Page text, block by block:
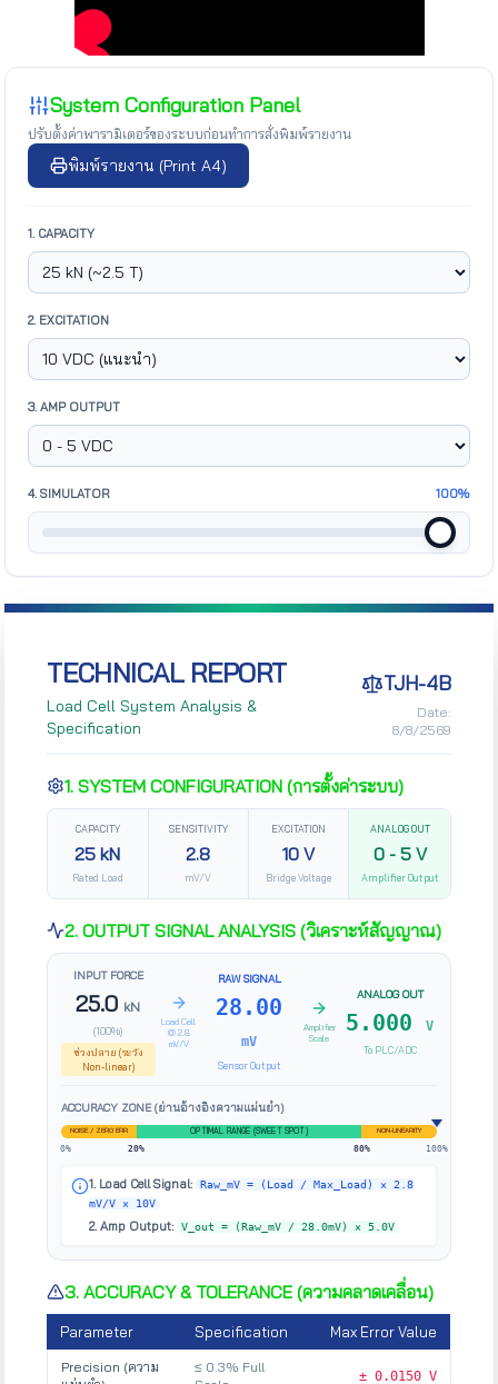
System Configuration Panel
ปรับตั้งค่าพารามิเตอร์ของระบบก่อนทำการสั่งพิมพ์รายงาน
พิมพ์รายงาน (Print A4)
1. CAPACITY
2. EXCITATION
3. AMP OUTPUT
4. SIMULATOR 100%
TECHNICAL REPORT
Load Cell System Analysis &
Specification
TJH-4B
Date:
8/8/2569
1. SYSTEM CONFIGURATION (การตั้งค่าระบบ)
CAPACITY
25 kN
Rated Load
SENSITIVITY
2.8
mV/V
EXCITATION
10 V
Bridge Voltage
ANALOG OUT
0 - 5 V
Amplifier Output
2. OUTPUT SIGNAL ANALYSIS (วิเคราะห์สัญญาณ)
INPUT FORCE
25.0 kN
(100%)
ช่วงปลาย (ระวัง
Non-linear)
Load Cell
@ 2.8
mV/V
RAW SIGNAL
28.00
mV
Sensor Output
Amplifier
Scale
ANALOG OUT
5.000 V
To PLC/ADC
ACCURACY ZONE (ย่านอ้างอิงความแม่นยำ)
NOISE / ZERO ERR OPTIMAL RANGE (SWEET SPOT) NON-LINEARITY
0% 20% 80% 100%
1. Load Cell Signal:
Raw_mV = (Load / Max_Load) × 2.8
mV/V × 10V
2. Amp Output: V_out = (Raw_mV / 28.0mV) × 5.0V
3. ACCURACY & TOLERANCE (ความคลาดเคลื่อน)
Parameter Specification Max Error Value
Precision (ความ
≤ 0.3% Full
± 0.0150 V